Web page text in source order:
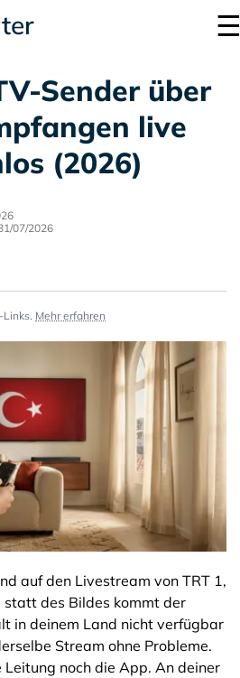
Sender über
live
(2026)
07/2026
Mehr erfahren
auf den Livestream von TRT 1,
statt des Bildes kommt der
in deinem Land nicht verfügbar
Stream ohne Probleme.
noch die App. An deiner